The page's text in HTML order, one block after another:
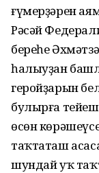
ғүмерҙәрен
Рәсәй
береһе
һалыуҙан
геройҙарын
булырға
өсөн
таҡтаташ
шундай уҡ